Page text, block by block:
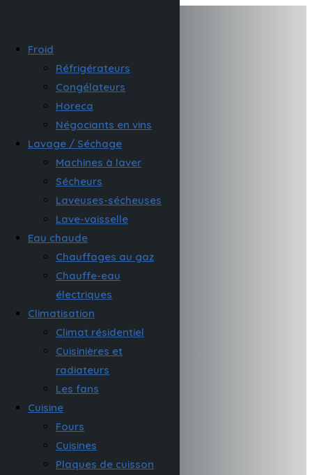
Froid
Réfrigérateurs
Congélateurs
Horeca
Négociants en vins
Lavage / Séchage
Machines à laver
Sécheurs
Laveuses-sécheuses
Lave-vaisselle
Eau chaude
Chauffages au gaz
Chauffe-eau
électriques
Climatisation
Climat résidentiel
Cuisinières et
radiateurs
Les fans
Cuisine
Fours
Cuisines
Plaques de cuisson